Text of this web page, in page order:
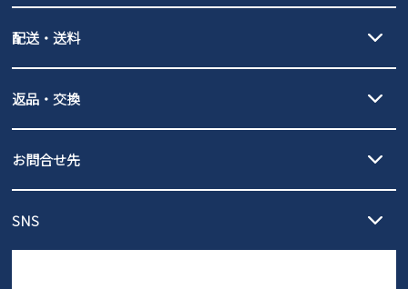
PayPay（オンライン決済）、代金引換のご利用が可能です。
配送・送料
北海道・本州・四国・九州…550円
3,980円（税込）以上お買い上げで送料無料
発送日・送料詳細については
ご利用ください。
全国一律…220円（税込）
発送日・送料詳細についてはご利用ガイドを
ご利用ください。
返品・交換
の片道無料サービスを実施中！
ントとしても安心してご利用いただけるよう、サイズ交換の受付期
お問合せ先
営業時間：11時～17時
SNS